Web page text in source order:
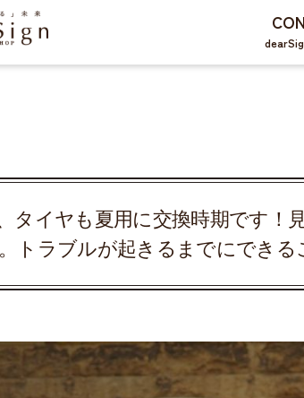
タイヤも夏用に交換時期です！
トラブルが起きるまでにできる